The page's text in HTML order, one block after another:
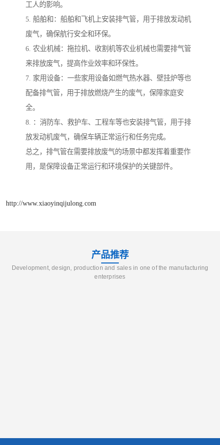
工人的影响。
5. 船舶和：船舶和飞机上安装排气管，用于排放发动机
废气，确保航行安全和环保。
6. 农业机械：拖拉机、收割机等农业机械也需要排气管
来排放废气，提高作业效率和环保性。
7. 家用设备：一些家用设备如燃气热水器、壁挂炉等也
配备排气管，用于排放燃烧产生的废气，保障家庭安
全。
8. ：消防车、救护车、工程车等也安装排气管，用于排
放发动机废气，确保车辆正常运行和任务完成。
总之，排气管在需要排放废气的场景中都发挥着重要作
用，是保障设备正常运行和环境保护的关键部件。
http://www.xiaoyinqijulong.com
产品推荐
Development, design, production and sales in one of the manufacturing
enterprises